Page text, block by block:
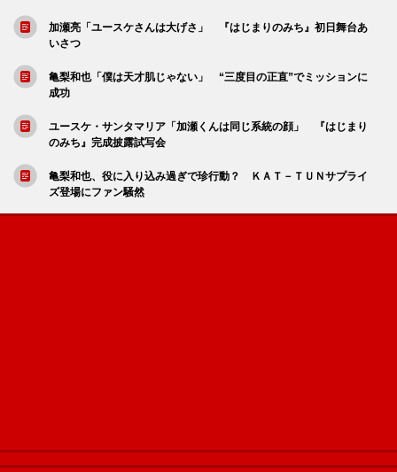
加瀬亮「ユースケさんは大げさ」 『はじまりのみち』初日舞台あ
いさつ
亀梨和也「僕は天才肌じゃない」 “三度目の正直”でミッションに
成功
ユースケ・サンタマリア「加瀬くんは同じ系統の顔」 『はじまり
のみち』完成披露試写会
亀梨和也、役に入り込み過ぎで珍行動？ ＫＡＴ－ＴＵＮサプライ
ズ登場にファン騒然